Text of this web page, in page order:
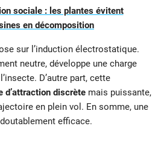
sociale : les plantes évitent
en décomposition
sur l’induction électrostatique.
neutre, développe une charge
D’autre part, cette
d’attraction discrète mais puissante,
en plein vol. En somme, une
efficace.